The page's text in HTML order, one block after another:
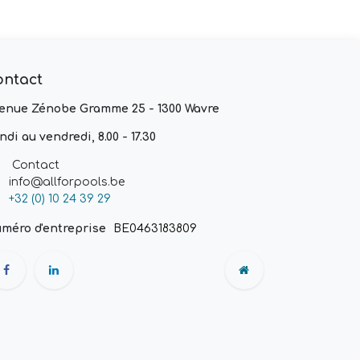
Zénobe Gramme 25 - 1300 Wavre
au vendredi, 8.00 - 17.30
Contact
info@allforpools.be
+32 (0) 10 24 39 29
d'entreprise BE0463183809